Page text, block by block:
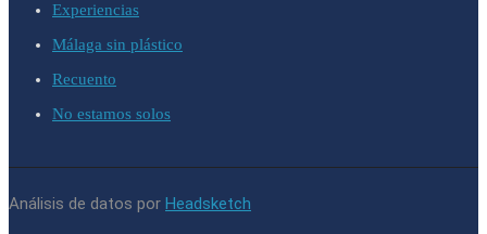
Experiencias
Málaga sin plástico
Recuento
No estamos solos
Análisis de datos por Headsketch